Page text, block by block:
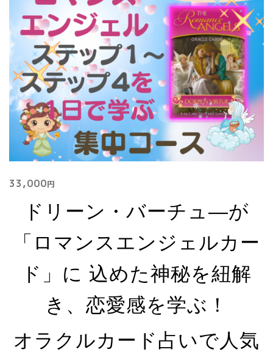
33,000円
ドリーン・バーチュ―が
「ロマンスエンジェルカー
ド」に 込めた神秘を紐解
き、恋愛感を学ぶ！
オラクルカード占いで人気